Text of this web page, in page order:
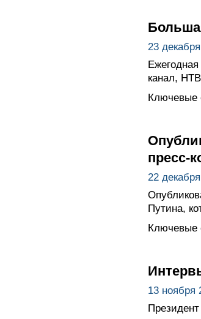
23
канал,
Ключевые
пресс-
22
Путина,
Ключевые
13 ноября